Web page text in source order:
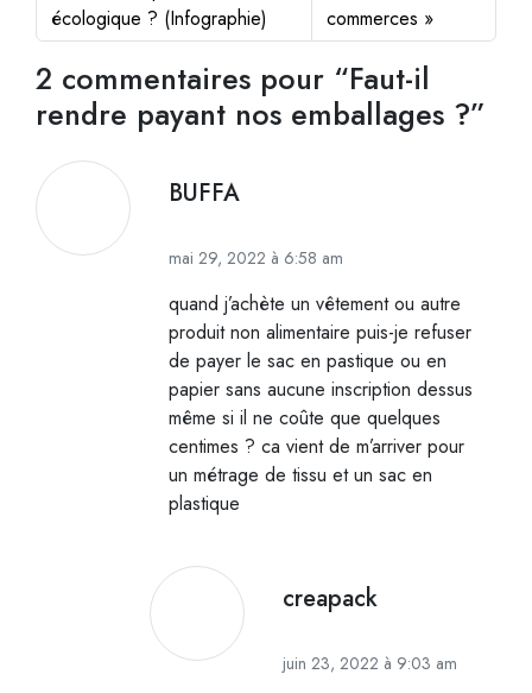
écologique ? (Infographie)
commerces
2 commentaires pour “Faut-il
rendre payant nos emballages ?”
BUFFA
mai 29, 2022 à 6:58 am
quand j’achète un vêtement ou autre
produit non alimentaire puis-je refuser
de payer le sac en pastique ou en
papier sans aucune inscription dessus
même si il ne coûte que quelques
centimes ? ca vient de m’arriver pour
un métrage de tissu et un sac en
plastique
creapack
juin 23, 2022 à 9:03 am